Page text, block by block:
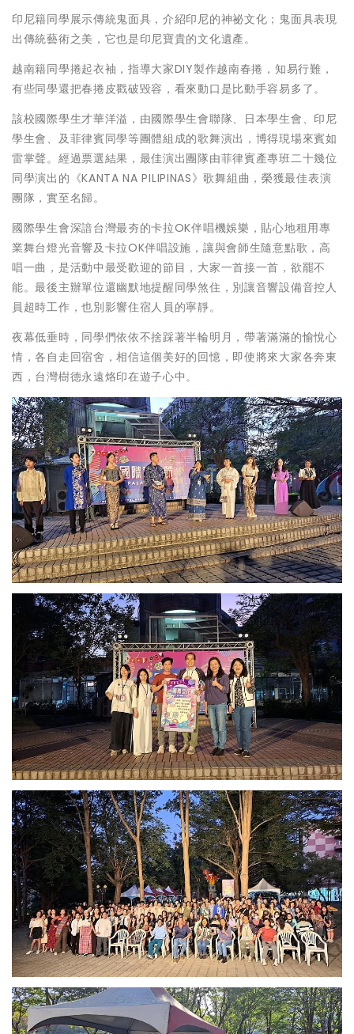
印尼籍同學展示傳統鬼面具，介紹印尼的神祕文化；鬼面具表現
出傳統藝術之美，它也是印尼寶貴的文化遺產。
越南籍同學捲起衣袖，指導大家DIY製作越南春捲，知易行難，
有些同學還把春捲皮戳破毀容，看來動口是比動手容易多了。
該校國際學生才華洋溢，由國際學生會聯隊、日本學生會、印尼
學生會、及菲律賓同學等團體組成的歌舞演出，博得現場來賓如
雷掌聲。經過票選結果，最佳演出團隊由菲律賓產專班二十幾位
同學演出的《KANTA NA PILIPINAS》歌舞組曲，榮獲最佳表演
團隊，實至名歸。
國際學生會深諳台灣最夯的卡拉OK伴唱機娛樂，貼心地租用專
業舞台燈光音響及卡拉OK伴唱設施，讓與會師生隨意點歌，高
唱一曲，是活動中最受歡迎的節目，大家一首接一首，欲罷不
能。最後主辦單位還幽默地提醒同學煞住，別讓音響設備音控人
員超時工作，也別影響住宿人員的寧靜。
夜幕低垂時，同學們依依不捨踩著半輪明月，帶著滿滿的愉悅心
情，各自走回宿舍，相信這個美好的回憶，即使將來大家各奔東
西，台灣樹德永遠烙印在遊子心中。